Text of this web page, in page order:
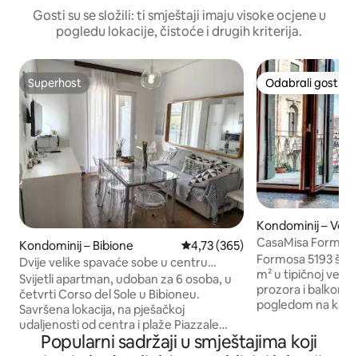
Gosti su se složili: ti smještaji imaju visoke ocjene u
pogledu lokacije, čistoće i drugih kriterija.
Superhost
Superhost
Kondominij – Bibione Prosječna ocjena: 4,73/5,
4,73 (365)
Dvije velike spavaće sobe u centru
Bibionea.
Svijetli apartman, udoban za 6 osoba, u
četvrti Corso del Sole u Bibioneu.
Savršena lokacija, na pješačkoj
udaljenosti od centra i plaže Piazzale
Zenith⛱️. 2 velike, prostrane spavaće
Odabrali gosti
Odabrali gosti
Kondominij –
CasaMisa
pogled na kanal
Formosa 5193
m² u tipičnoj
prozora i
pogledom na
grupe prijatelja,
gostiju. Područje
Popularni sadržaji u smještajima koji